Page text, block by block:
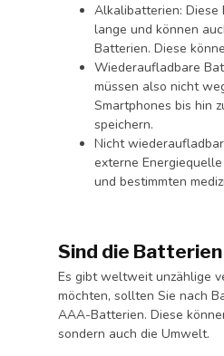
Alkalibatterien:
lange und können
Batterien. Diese
Wiederaufladbare
müssen also nicht
Smartphones bis hin
speichern.
Nicht
externe
und bestimmten
Sind die
Es gibt weltweit unzählige
möchten, sollten Sie nach
AAA-Batterien. Diese
sondern auch die Umwelt.